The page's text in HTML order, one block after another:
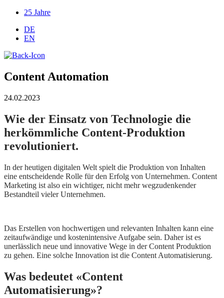
25 Jahre
DE
EN
Content Automation
24.02.2023
Wie der Einsatz von Technologie die
herkömmliche Content-Produktion
revolutioniert.
In der heutigen digitalen Welt spielt die Produktion von Inhalten
eine entscheidende Rolle für den Erfolg von Unternehmen. Content
Marketing ist also ein wichtiger, nicht mehr wegzudenkender
Bestandteil vieler Unternehmen.
Das Erstellen von hochwertigen und relevanten Inhalten kann eine
zeitaufwändige und kostenintensive Aufgabe sein. Daher ist es
unerlässlich neue und innovative Wege in der Content Produktion
zu gehen. Eine solche Innovation ist die Content Automatisierung.
Was bedeutet «Content
Automatisierung»?